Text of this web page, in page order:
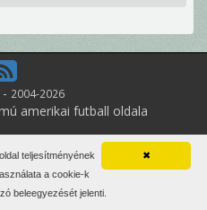
- 2004-2026
amerikai futball oldala
újraközlése csak a szerző
✖
teljesítményének
a cookie-k
beleegyezését jelenti.